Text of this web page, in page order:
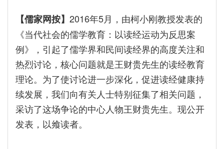
【儒家网按】 2016年5月，由柯小刚教授发表的
《当代社会的儒学教育：以读经运动为反思案
例》，引起了儒学界和民间读经界的高度关注和
热烈讨论，核心问题就是王财贵先生的读经教育
理论。为了使讨论进一步深化，促进读经健康持
续发展，我们向有关人士特别征集了相关问题，
采访了这场争论的中心人物王财贵先生。现公开
发表，以飨读者。